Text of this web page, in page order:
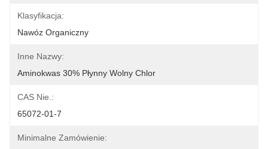
Klasyfikacja:
Nawóz Organiczny
Inne Nazwy:
Aminokwas 30% Płynny Wolny Chlor
CAS Nie.:
65072-01-7
Minimalne Zamówienie: